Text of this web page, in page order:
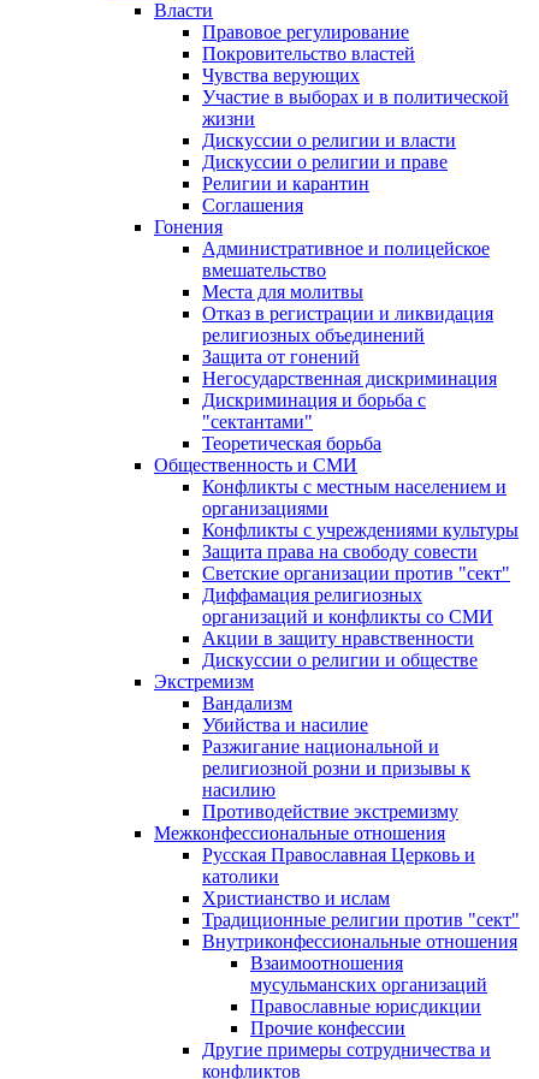
Власти
Правовое регулирование
Покровительство властей
Чувства верующих
Участие в выборах и в политической
жизни
Дискуссии о религии и власти
Дискуссии о религии и праве
Религии и карантин
Соглашения
Гонения
Административное и полицейское
вмешательство
Места для молитвы
Отказ в регистрации и ликвидация
религиозных объединений
Защита от гонений
Негосударственная дискриминация
Дискриминация и борьба с
"сектантами"
Теоретическая борьба
Общественность и СМИ
Конфликты с местным населением и
организациями
Конфликты с учреждениями культуры
Защита права на свободу совести
Светские организации против "сект"
Диффамация религиозных
организаций и конфликты со СМИ
Акции в защиту нравственности
Дискуссии о религии и обществе
Экстремизм
Вандализм
Убийства и насилие
Разжигание национальной и
религиозной розни и призывы к
насилию
Противодействие экстремизму
Межконфессиональные отношения
Русская Православная Церковь и
католики
Христианство и ислам
Традиционные религии против "сект"
Внутриконфессиональные отношения
Взаимоотношения
мусульманских организаций
Православные юрисдикции
Прочие конфессии
Другие примеры сотрудничества и
конфликтов